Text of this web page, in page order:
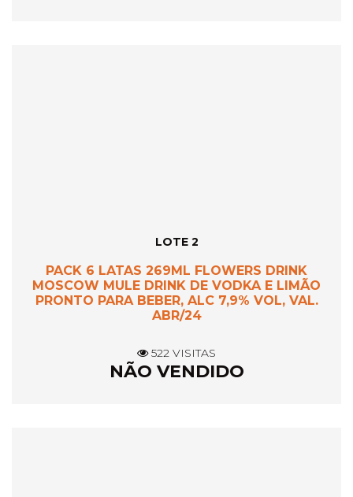
LOTE 2
PACK 6 LATAS 269ML FLOWERS DRINK
MOSCOW MULE DRINK DE VODKA E LIMÃO
PRONTO PARA BEBER, ALC 7,9% VOL, VAL.
ABR/24
522 VISITAS
NÃO VENDIDO